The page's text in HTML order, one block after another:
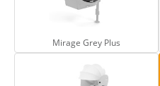
Mirage Grey Plus
Mirage Grey Plus